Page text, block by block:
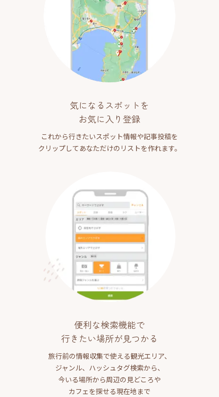
気になるスポットを
お気に入り登録
これから行きたいスポット情報や記事投稿を
クリップしてあなただけのリストを作れます。
便利な検索機能で
行きたい場所が見つかる
旅行前の情報収集で使える観光エリア、
ジャンル、ハッシュタグ検索から、
今いる場所から周辺の見どころや
カフェを探せる現在地まで